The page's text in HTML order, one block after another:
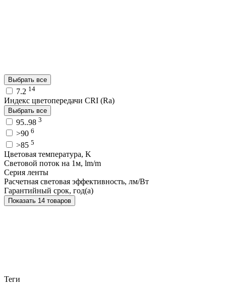
Выбрать все
7.2 14
Индекс цветопередачи CRI (Ra)
Выбрать все
95..98 3
>90 6
>85 5
Цветовая температура, K
Световой поток на 1м, lm/m
Серия ленты
Расчетная световая эффективность, лм/Вт
Гарантийный срок, год(а)
Показать 14 товаров
Теги